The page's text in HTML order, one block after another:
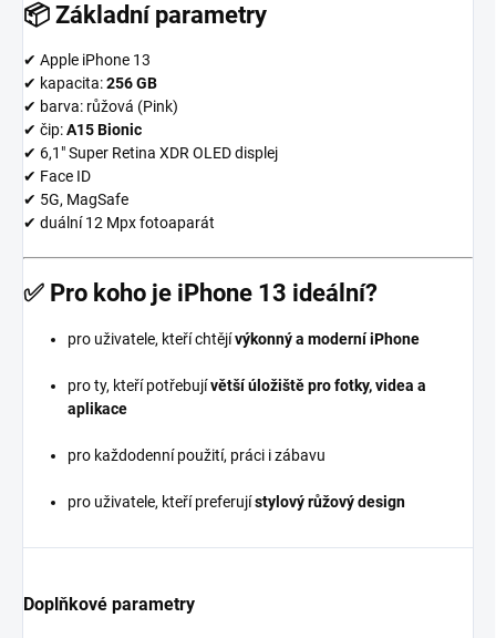
📦 Základní parametry
✔ Apple iPhone 13
✔ kapacita:256 GB
✔ barva: růžová (Pink)
✔ čip:A15 Bionic
✔ 6,1″ Super Retina XDR OLED displej
✔ Face ID
✔ 5G, MagSafe
✔ duální 12 Mpx fotoaparát
✅ Pro koho je iPhone 13 ideální?
pro uživatele, kteří chtějívýkonný a moderní iPhone
pro ty, kteří potřebujívětší úložiště pro fotky, videa a
aplikace
pro každodenní použití, práci i zábavu
pro uživatele, kteří preferujístylový růžový design
Doplňkové parametry